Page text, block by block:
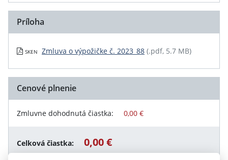
Príloha
SKEN Zmluva o výpožičke č. 2023_88 (.pdf, 5.7 MB)
Cenové plnenie
Zmluvne dohodnutá čiastka: 0,00 €
Celková čiastka: 0,00 €